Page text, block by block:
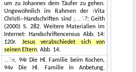
um zu Johannes dem Täufer zu gehen.
Ungewöhnlich im Rahmen der ›Vita
Christi‹-Handschriften sind g
67; Geith
(2000) S. 282. Weitere Materialien im
Internet: Handschriftencensus Abb. 14:
120r. Jesus verabschiedet sich von
seinen Eltern. Abb. 14.
lie, 94r Die Hl. Familie beim Kochen,
94v Die Hl. Familie in Anbetung,